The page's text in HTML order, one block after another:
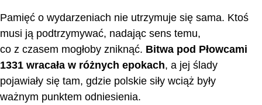
Pamięć o wydarzeniach nie utrzymuje się sama. Ktoś
musi ją podtrzymywać, nadając sens temu,
co z czasem mogłoby zniknąć. Bitwa pod Płowcami
1331 wracała w różnych epokach, a jej ślady
pojawiały się tam, gdzie polskie siły wciąż były
ważnym punktem odniesienia.